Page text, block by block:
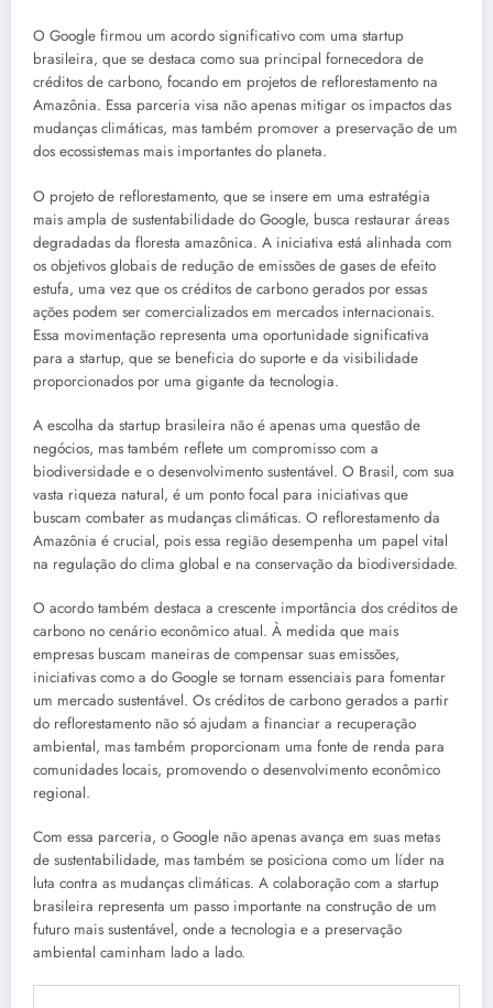
O Google firmou um acordo significativo com uma startup
brasileira, que se destaca como sua principal fornecedora de
créditos de carbono, focando em projetos de reflorestamento na
Amazônia. Essa parceria visa não apenas mitigar os impactos das
mudanças climáticas, mas também promover a preservação de um
dos ecossistemas mais importantes do planeta.
O projeto de reflorestamento, que se insere em uma estratégia
mais ampla de sustentabilidade do Google, busca restaurar áreas
degradadas da floresta amazônica. A iniciativa está alinhada com
os objetivos globais de redução de emissões de gases de efeito
estufa, uma vez que os créditos de carbono gerados por essas
ações podem ser comercializados em mercados internacionais.
Essa movimentação representa uma oportunidade significativa
para a startup, que se beneficia do suporte e da visibilidade
proporcionados por uma gigante da tecnologia.
A escolha da startup brasileira não é apenas uma questão de
negócios, mas também reflete um compromisso com a
biodiversidade e o desenvolvimento sustentável. O Brasil, com sua
vasta riqueza natural, é um ponto focal para iniciativas que
buscam combater as mudanças climáticas. O reflorestamento da
Amazônia é crucial, pois essa região desempenha um papel vital
na regulação do clima global e na conservação da biodiversidade.
O acordo também destaca a crescente importância dos créditos de
carbono no cenário econômico atual. À medida que mais
empresas buscam maneiras de compensar suas emissões,
iniciativas como a do Google se tornam essenciais para fomentar
um mercado sustentável. Os créditos de carbono gerados a partir
do reflorestamento não só ajudam a financiar a recuperação
ambiental, mas também proporcionam uma fonte de renda para
comunidades locais, promovendo o desenvolvimento econômico
regional.
Com essa parceria, o Google não apenas avança em suas metas
de sustentabilidade, mas também se posiciona como um líder na
luta contra as mudanças climáticas. A colaboração com a startup
brasileira representa um passo importante na construção de um
futuro mais sustentável, onde a tecnologia e a preservação
ambiental caminham lado a lado.